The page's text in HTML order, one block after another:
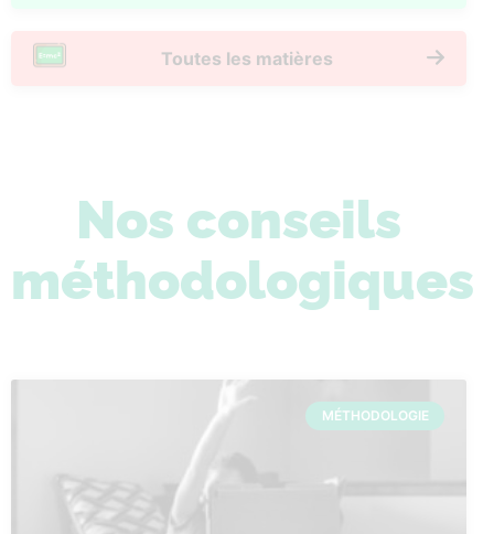
Toutes les matières
Nos conseils
méthodologiques
MÉTHODOLOGIE